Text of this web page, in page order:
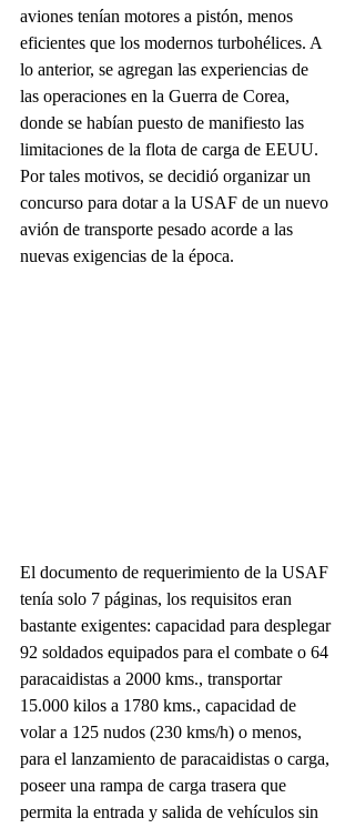
aviones tenían motores a pistón, menos
eficientes que los modernos turbohélices. A
lo anterior, se agregan las experiencias de
las operaciones en la Guerra de Corea,
donde se habían puesto de manifiesto las
limitaciones de la flota de carga de EEUU.
Por tales motivos, se decidió organizar un
concurso para dotar a la USAF de un nuevo
avión de transporte pesado acorde a las
nuevas exigencias de la época.
El documento de requerimiento de la USAF
tenía solo 7 páginas, los requisitos eran
bastante exigentes: capacidad para desplegar
92 soldados equipados para el combate o 64
paracaidistas a 2000 kms., transportar
15.000 kilos a 1780 kms., capacidad de
volar a 125 nudos (230 kms/h) o menos,
para el lanzamiento de paracaidistas o carga,
poseer una rampa de carga trasera que
permita la entrada y salida de vehículos sin